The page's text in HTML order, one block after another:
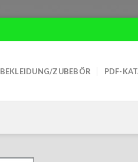
BEKLEIDUNG/ZUBEBÖR PDF-